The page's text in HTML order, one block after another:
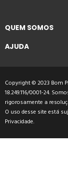
QUEM SOMOS
AJUDA
Copyright © 2023 Bom
18.249.116/0001-24.
rigorosamente a
O uso desse site está
Privacidade.